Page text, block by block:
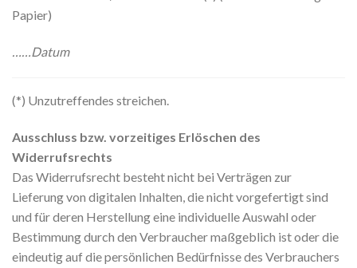
Papier)
……Datum
(*) Unzutreffendes streichen.
Ausschluss bzw. vorzeitiges Erlöschen des
Widerrufsrechts
Das Widerrufsrecht besteht nicht bei Verträgen zur
Lieferung von digitalen Inhalten, die nicht vorgefertigt sind
und für deren Herstellung eine individuelle Auswahl oder
Bestimmung durch den Verbraucher maßgeblich ist oder die
eindeutig auf die persönlichen Bedürfnisse des Verbrauchers